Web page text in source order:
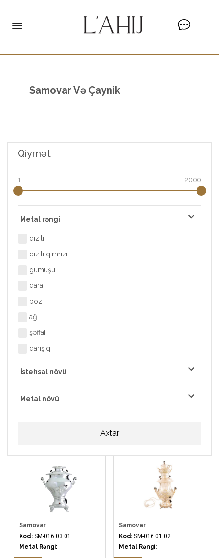
Samovar Və Çaynik
Qiymət
1 2000
Metal rəngi
qızılı
qızılı qırmızı
gümüşü
qara
boz
ağ
şəffaf
qarışıq
İstehsal növü
Metal növü
Axtar
Samovar
Kod: SM-016.03.01
Metal Rəngi:
Samovar
Kod: SM-016.01.02
Metal Rəngi: